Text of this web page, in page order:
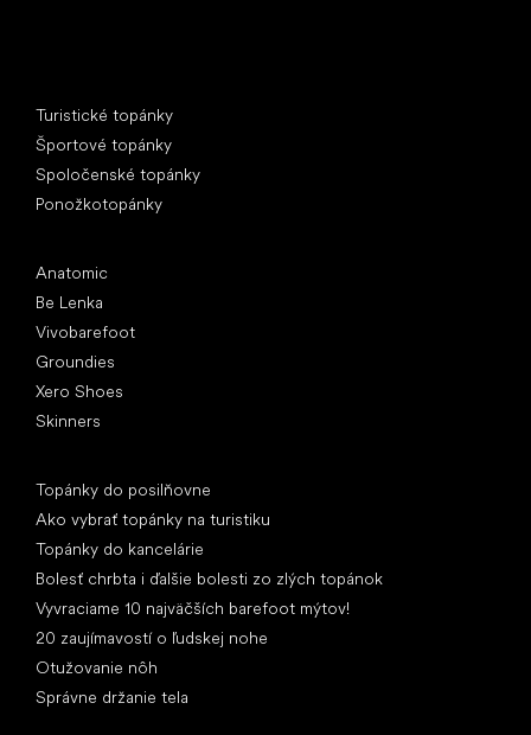
Turistické topánky
Športové topánky
Spoločenské topánky
Ponožkotopánky
Anatomic
Be Lenka
Vivobarefoot
Groundies
Xero Shoes
Skinners
Topánky do posilňovne
Ako vybrať topánky na turistiku
Topánky do kancelárie
Bolesť chrbta i ďalšie bolesti zo zlých topánok
Vyvraciame 10 najväčších barefoot mýtov!
20 zaujímavostí o ľudskej nohe
Otužovanie nôh
Správne držanie tela